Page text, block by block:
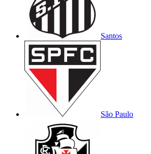
Santos
São Paulo